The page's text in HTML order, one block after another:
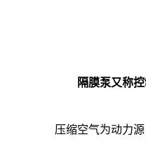
隔膜泵又称
压缩空气为动力